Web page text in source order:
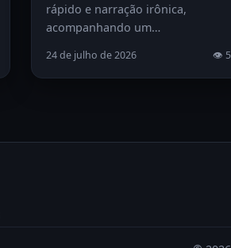
rápido e narração irônica,
acompanhando um…
24 de julho de 2026 👁